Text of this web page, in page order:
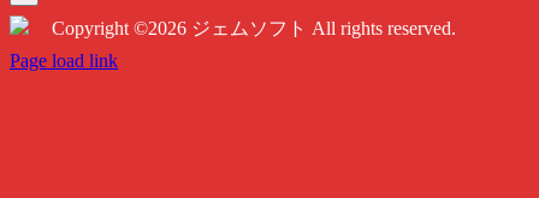
…
Copyright ©2026 ジェムソフト All rights reserved.
Twitter
Instagram
Facebook
Page load link